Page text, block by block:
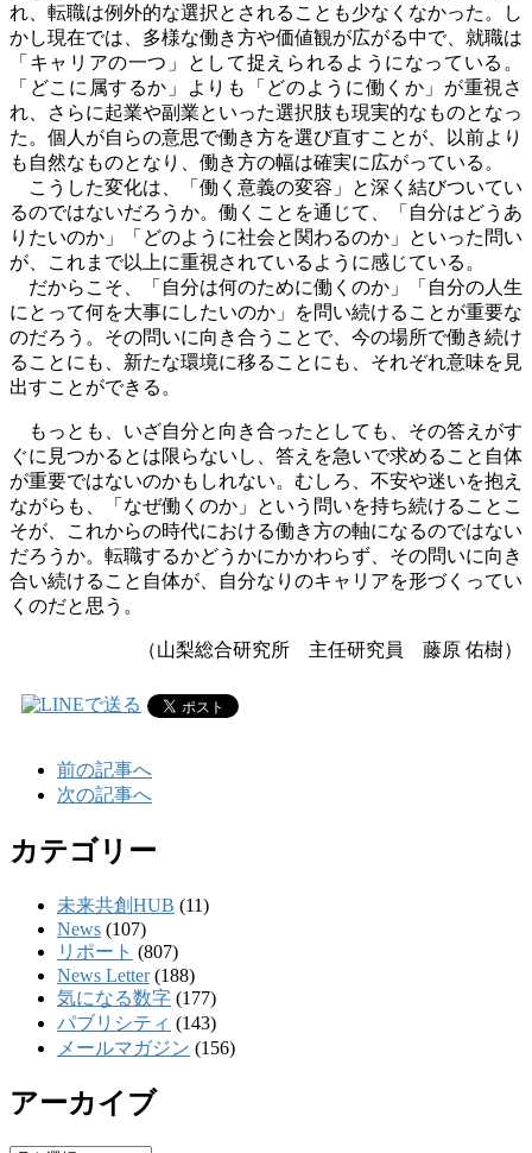
れ、転職は例外的な選択とされることも少なくなかった。し
かし現在では、多様な働き方や価値観が広がる中で、就職は
「キャリアの一つ」として捉えられるようになっている。
「どこに属するか」よりも「どのように働くか」が重視さ
れ、さらに起業や副業といった選択肢も現実的なものとなっ
た。個人が自らの意思で働き方を選び直すことが、以前より
も自然なものとなり、働き方の幅は確実に広がっている。
こうした変化は、「働く意義の変容」と深く結びついてい
るのではないだろうか。働くことを通じて、「自分はどうあ
りたいのか」「どのように社会と関わるのか」といった問い
が、これまで以上に重視されているように感じている。
だからこそ、「自分は何のために働くのか」「自分の人生
にとって何を大事にしたいのか」を問い続けることが重要な
のだろう。その問いに向き合うことで、今の場所で働き続け
ることにも、新たな環境に移ることにも、それぞれ意味を見
出すことができる。
もっとも、いざ自分と向き合ったとしても、その答えがす
ぐに見つかるとは限らないし、答えを急いで求めること自体
が重要ではないのかもしれない。むしろ、不安や迷いを抱え
ながらも、「なぜ働くのか」という問いを持ち続けることこ
そが、これからの時代における働き方の軸になるのではない
だろうか。転職するかどうかにかかわらず、その問いに向き
合い続けること自体が、自分なりのキャリアを形づくってい
くのだと思う。
（山梨総合研究所 主任研究員 藤原 佑樹）
前の記事へ
次の記事へ
カテゴリー
未来共創HUB (11)
News (107)
リポート (807)
News Letter(188)
気になる数字 (177)
パブリシティ (143)
メールマガジン (156)
アーカイブ